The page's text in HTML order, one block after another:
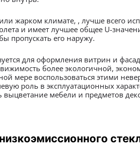
жарком климате, , лучше всего
и имеет лучшее общее U-
пропускать его наружу.
для оформления витрин и
более экологичной,
мере воспользоваться этими
роль в эксплуатационных
мебели и предметов